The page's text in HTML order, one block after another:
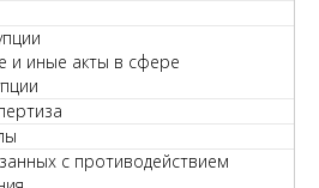
и иные акты в сфере
с противодействием